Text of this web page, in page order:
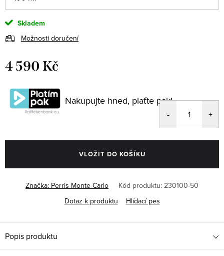
Skladem
Možnosti doručení
4 590 Kč
cena:
Nakupujte hned, plaťte pak!
VLOŽIT DO KOŠÍKU
Značka: Perris Monte Carlo Kód produktu: 230100-50
Dotaz k produktu
Hlídací pes
Popis produktu